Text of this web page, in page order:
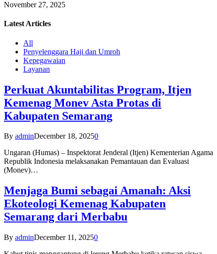
November 27, 2025
Latest Articles
All
Penyelenggara Haji dan Umroh
Kepegawaian
Layanan
Perkuat Akuntabilitas Program, Itjen
Kemenag Monev Asta Protas di
Kabupaten Semarang
By adminDecember 18, 20250
Ungaran (Humas) – Inspektorat Jenderal (Itjen) Kementerian Agama
Republik Indonesia melaksanakan Pemantauan dan Evaluasi
(Monev)…
Menjaga Bumi sebagai Amanah: Aksi
Ekoteologi Kemenag Kabupaten
Semarang dari Merbabu
By adminDecember 11, 20250